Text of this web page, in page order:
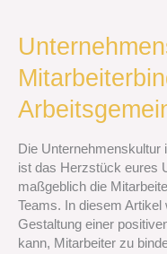
Die Unternehmenskultur
ist das Herzstück eures
maßgeblich die
Teams. In diesem
Gestaltung einer
kann, Mitarbeiter zu
Unternehmenskultur
und
Mitarbeiterbindung:
starke
aufbauen